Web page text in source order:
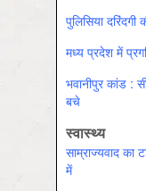
पुलिसिया
मध्य प्रदेश में
भवानीपुर कांड :
बचे
स्वास्‍थ्‍य
साम्राज्यवाद का
में